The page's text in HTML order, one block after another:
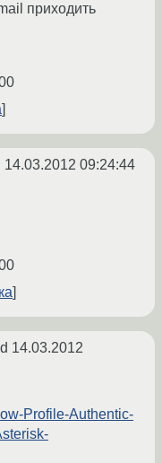
приходить
14.03.2012 09:24:44
14.03.2012
Profile-Authentic-